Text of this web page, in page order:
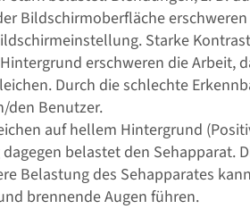
Bildschirmoberfläche
Starke
erschweren die Arbeit,
Durch die schlechte
den Benutzer.
auf hellem Hintergrund
belastet den Sehapparat.
Belastung des Sehapparates
brennende Augen führen.